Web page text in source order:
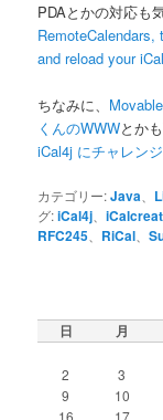
PDAとかの対応も
RemoteCalendars,
and reload your
ちなみに、
くんのWWWとか
iCal4j にチャレンジ
カテゴリー:Java
グ:iCal4j 、
RFC245 RiCal 、
日 月
2
3
9
10
16
17